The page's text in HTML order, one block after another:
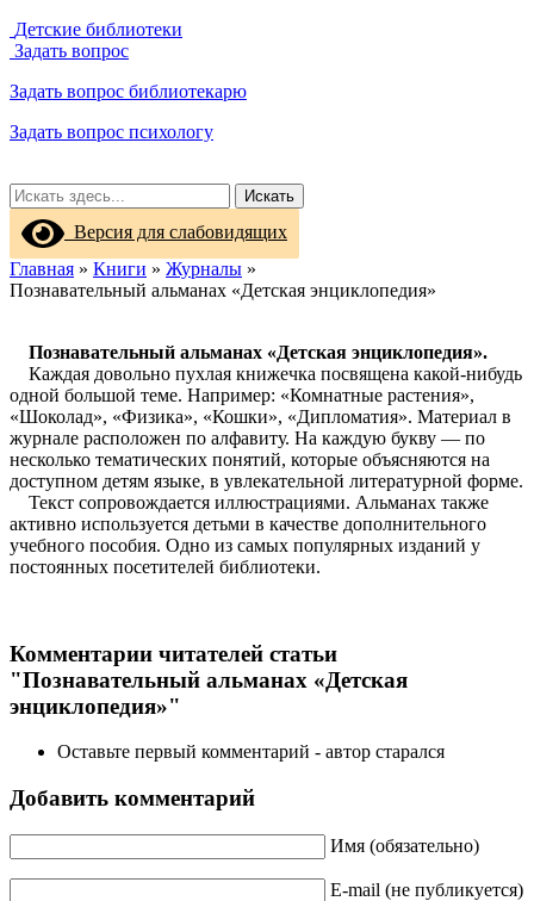
Детские библиотеки
Задать вопрос
Задать вопрос библиотекарю
Задать вопрос психологу
Искать
Версия для слабовидящих
Главная » Книги » Журналы »
Познавательный альманах «Детская энциклопедия»
Познавательный альманах «Детская энциклопедия».
Каждая довольно пухлая книжечка посвящена какой-нибудь
одной большой теме. Например: «Комнатные растения»,
«Шоколад», «Физика», «Кошки», «Дипломатия». Материал в
журнале расположен по алфавиту. На каждую букву — по
несколько тематических понятий, которые объясняются на
доступном детям языке, в увлекательной литературной форме.
Текст сопровождается иллюстрациями. Альманах также
активно используется детьми в качестве дополнительного
учебного пособия. Одно из самых популярных изданий у
постоянных посетителей библиотеки.
Комментарии читателей статьи
"Познавательный альманах «Детская
энциклопедия»"
Оставьте первый комментарий - автор старался
Добавить комментарий
Имя (обязательно)
E-mail (не публикуется)